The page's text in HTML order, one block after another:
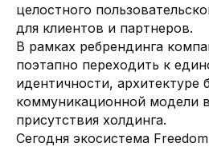
целостного
для клиентов и партнеров.
В рамках ребрендинга
поэтапно переходить к
идентичности, архитектуре
коммуникационной модели
присутствия холдинга.
Сегодня экосистема